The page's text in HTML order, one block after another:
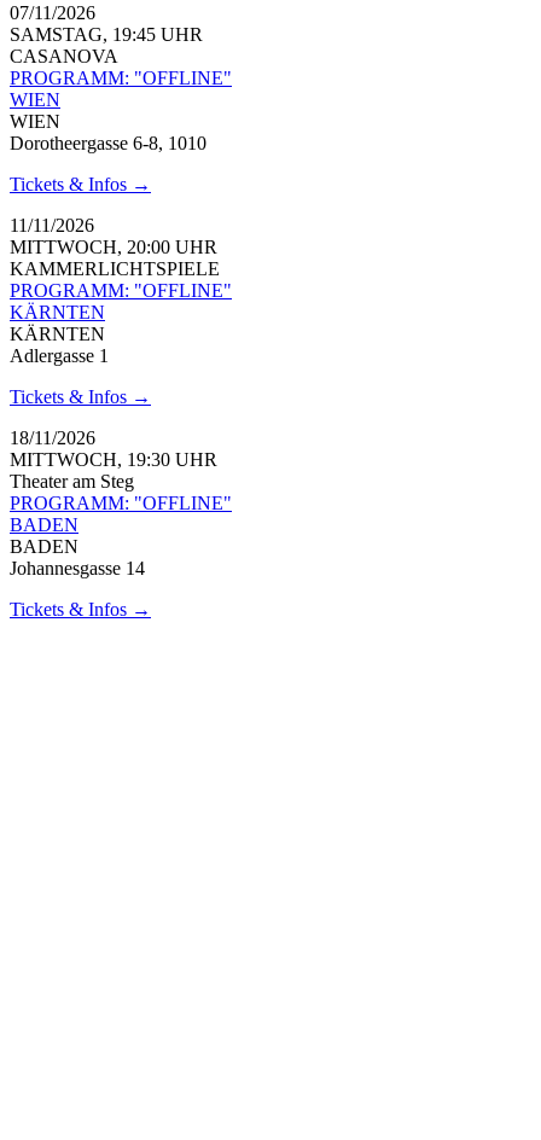
07/11/2026
SAMSTAG, 19:45 UHR
CASANOVA
PROGRAMM: "OFFLINE"
WIEN
WIEN
Dorotheergasse 6-8, 1010
Tickets & Infos →
11/11/2026
MITTWOCH, 20:00 UHR
KAMMERLICHTSPIELE
PROGRAMM: "OFFLINE"
KÄRNTEN
KÄRNTEN
Adlergasse 1
Tickets & Infos →
18/11/2026
MITTWOCH, 19:30 UHR
Theater am Steg
PROGRAMM: "OFFLINE"
BADEN
BADEN
Johannesgasse 14
Tickets & Infos →